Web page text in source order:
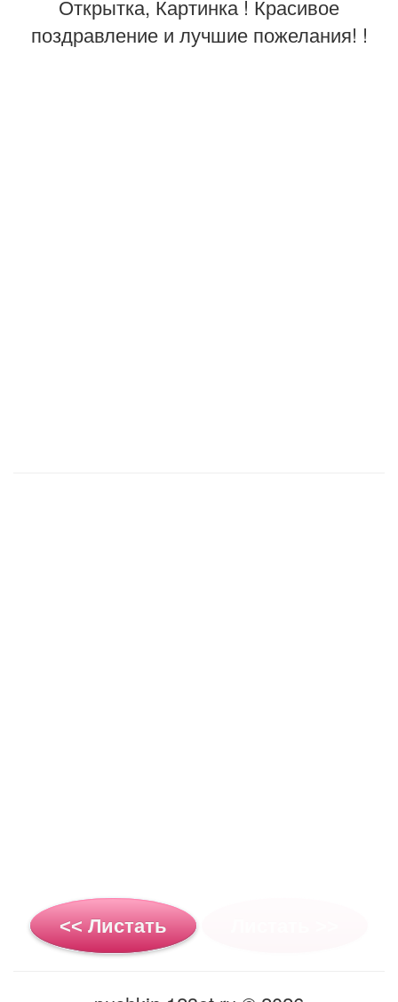
Открытка, Картинка ! Красивое
поздравление и лучшие пожелания! !
<< Листать